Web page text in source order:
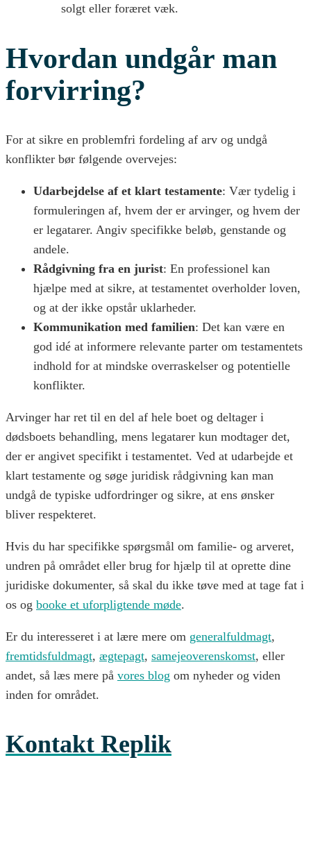
solgt eller foræret væk.
Hvordan undgår man
forvirring?
For at sikre en problemfri fordeling af arv og undgå
konflikter bør følgende overvejes:
Udarbejdelse af et klart testamente: Vær tydelig i
formuleringen af, hvem der er arvinger, og hvem der
er legatarer. Angiv specifikke beløb, genstande og
andele.
Rådgivning fra en jurist: En professionel kan
hjælpe med at sikre, at testamentet overholder loven,
og at der ikke opstår uklarheder.
Kommunikation med familien: Det kan være en
god idé at informere relevante parter om testamentets
indhold for at mindske overraskelser og potentielle
konflikter.
Arvinger har ret til en del af hele boet og deltager i
dødsboets behandling, mens legatarer kun modtager det,
der er angivet specifikt i testamentet. Ved at udarbejde et
klart testamente og søge juridisk rådgivning kan man
undgå de typiske udfordringer og sikre, at ens ønsker
bliver respekteret.
Hvis du har specifikke spørgsmål om familie- og arveret,
undren på området eller brug for hjælp til at oprette dine
juridiske dokumenter, så skal du ikke tøve med at tage fat i
os og booke et uforpligtende møde.
Er du interesseret i at lære mere om generalfuldmagt,
fremtidsfuldmagt, ægtepagt, samejeoverenskomst, eller
andet, så læs mere på vores blog om nyheder og viden
inden for området.
Kontakt Replik